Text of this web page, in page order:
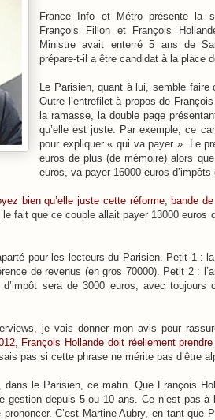
France Info et Métro présente la
François Fillon et François
Ministre avait enterré 5 ans de
prépare-t-il a être candidat à la place
Le Parisien, quant à lui, semble faire
Outre l’entrefilet à propos de
la ramasse, la double page
qu’elle est juste. Par exemple, ce
pour expliquer « qui va payer ». Le
euros de plus (de mémoire) alors
euros, va payer 16000 euros d’impôts
bien qu’elle juste cette réforme, bande
fait que ce couple allait payer 13000 euros
pour les lecteurs du Parisien. Petit 1 :
de revenus (en gros 70000). Petit 2 :
sera de 3000 euros, avec toujours
je vais donner mon avis pour
François Hollande doit réellement
pas si cette phrase ne mérite pas d’être
le Parisien, ce matin. Que François
gestion depuis 5 ou 10 ans. Ce n’est pas
C’est Martine Aubry, en tant que